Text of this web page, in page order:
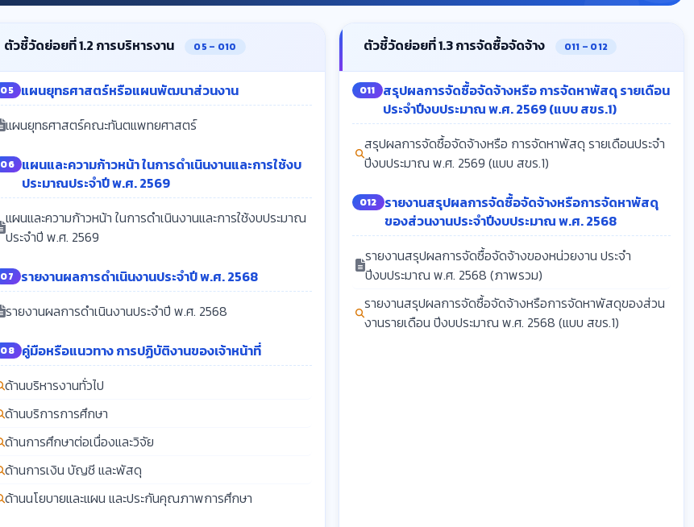
ตัวชี้วัดย่อยที่ 1.2 การบริหารงาน O5 – O10
O5
แผนยุทธศาสตร์หรือแผนพัฒนาส่วนงาน
แผนยุทธศาสตร์คณะทันตแพทยศาสตร์
O6
แผนและความก้าวหน้า ในการดำเนินงานและการใช้งบ
ประมาณประจำปี พ.ศ. 2569
แผนและความก้าวหน้า ในการดำเนินงานและการใช้งบประมาณ
ประจำปี พ.ศ. 2569
O7
รายงานผลการดำเนินงานประจำปี พ.ศ. 2568
รายงานผลการดำเนินงานประจำปี พ.ศ. 2568
O8
คู่มือหรือแนวทาง การปฏิบัติงานของเจ้าหน้าที่
ด้านบริหารงานทั่วไป
ด้านบริการการศึกษา
ด้านการศึกษาต่อเนื่องและวิจัย
ด้านการเงิน บัญชี และพัสดุ
ด้านนโยบายและแผน และประกันคุณภาพการศึกษา
ตัวชี้วัดย่อยที่ 1.3 การจัดซื้อจัดจ้าง O11 – O12
O11
สรุปผลการจัดซื้อจัดจ้างหรือ การจัดหาพัสดุ รายเดือน
ประจำปีงบประมาณ พ.ศ. 2569 (แบบ สขร.1)
สรุปผลการจัดซื้อจัดจ้างหรือ การจัดหาพัสดุ รายเดือนประจำ
ปีงบประมาณ พ.ศ. 2569 (แบบ สขร.1)
O12
รายงานสรุปผลการจัดซื้อจัดจ้างหรือการจัดหาพัสดุ
ของส่วนงานประจำปีงบประมาณ พ.ศ. 2568
รายงานสรุปผลการจัดซื้อจัดจ้างของหน่วยงาน ประจำ
ปีงบประมาณ พ.ศ. 2568 (ภาพรวม)
รายงานสรุปผลการจัดซื้อจัดจ้างหรือการจัดหาพัสดุของส่วน
งานรายเดือน ปีงบประมาณ พ.ศ. 2568 (แบบ สขร.1)